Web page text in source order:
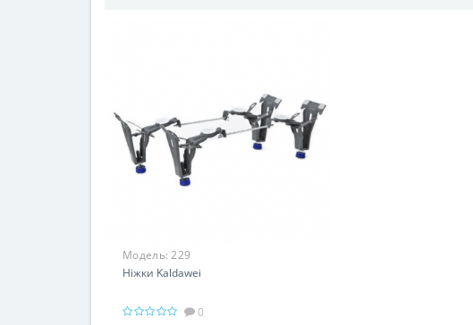
Модель:229
Ніжки Kaldawei
0